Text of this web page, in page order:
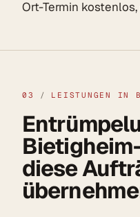
Ort-Termin
03 / LEISTUNGEN IN
diese